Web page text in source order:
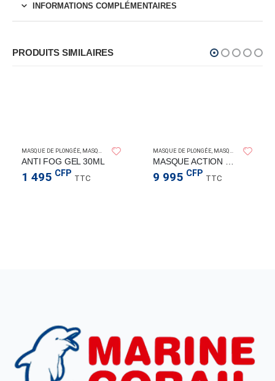
INFORMATIONS COMPLÉMENTAIRES
PRODUITS SIMILAIRES
MASQUE DE PLONGÉE MASQUES CRESSI
ANTI FOG GEL 30ML
1 495 CFP TTC
MASQUE DE PLONGÉE MASQUES CRESSI
9 995 CFP TTC